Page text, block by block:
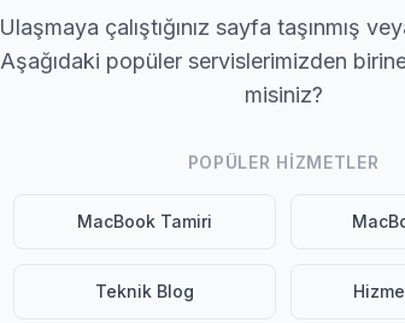
Ulaşmaya çalıştığınız sayfa taşınmış
Aşağıdaki popüler servislerimizden
misiniz?
POPÜLER HIZMETLER
MacBook Tamiri
Teknik Blog